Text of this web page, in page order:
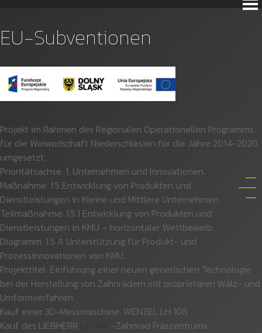
EU-Subventionen
Projekt im Rahmen des Regionalen Operationellen Programms
für die Woiwodschaft Niederschlesien für die Jahre 2014-2020
umgesetzt.
Prioritätsachse: 1. Unternehmen und Innovationen.
Maßnahme: 1.5 Entwicklung von Produkten und
Dienstleistungen in Kleine und Mittlere Unternehmen.
Teilmaßnahme: 1.5.1 Entwicklung von Produkten und
Dienstleistungen in KMU – horizontaler Wettbewerb.
Diagramm: 1.5 A Unterstützung für Produkt- und
Prozessinnovationen von KMU.
Projekttitel: Einführung einer neuen generischen Technologie
bei der Herstellung von Zahnrädern mit proprietären Wälz- und
Umformverfahren.
Kauf einer 3D-Messmaschine. WENZEL LH 108
Kauf des LIEBHERR
-Zahnrad Fräszentrums .